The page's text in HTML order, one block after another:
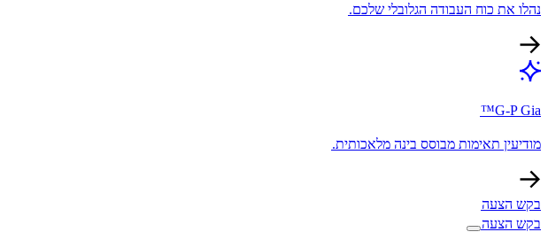
נהלו את כוח העבודה הגלובלי שלכם.​​
G-P Gia™​​
מודיעין תאימות מבוסס בינה מלאכותית.​​
בקש הצעה​​
בקש הצעה​​